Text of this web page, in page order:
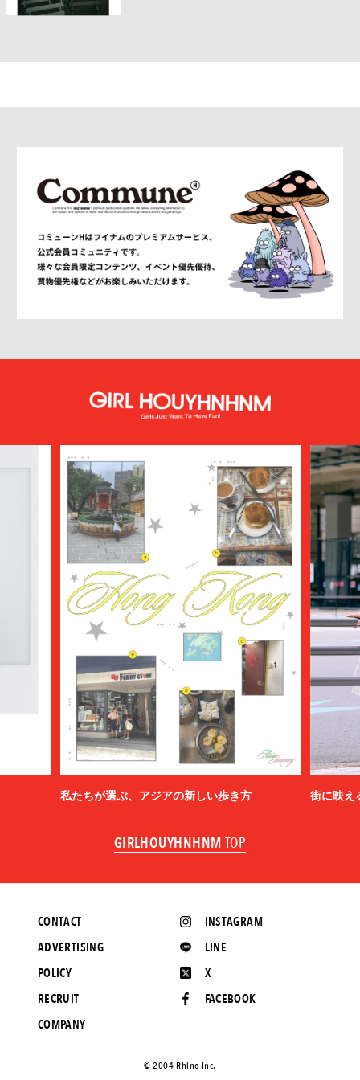
私たちが選ぶ、アジアの新しい歩き方 街に映え
GIRLHOUYHNHNM TOP
INSTAGRAM
LINE
X
FACEBOOK
CONTACT
ADVERTISING
POLICY
RECRUIT
COMPANY
©️ 2004 Rhino Inc.